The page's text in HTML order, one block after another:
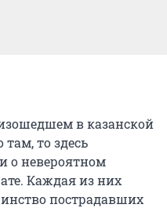
в казанской
то здесь
о невероятном
Каждая из них
пострадавших